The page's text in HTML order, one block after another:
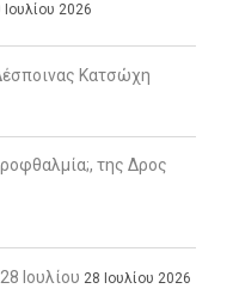
Ιουλίου 2026
Κατσώχη
της Δρος
Ιουλίου 28 Ιουλίου 2026